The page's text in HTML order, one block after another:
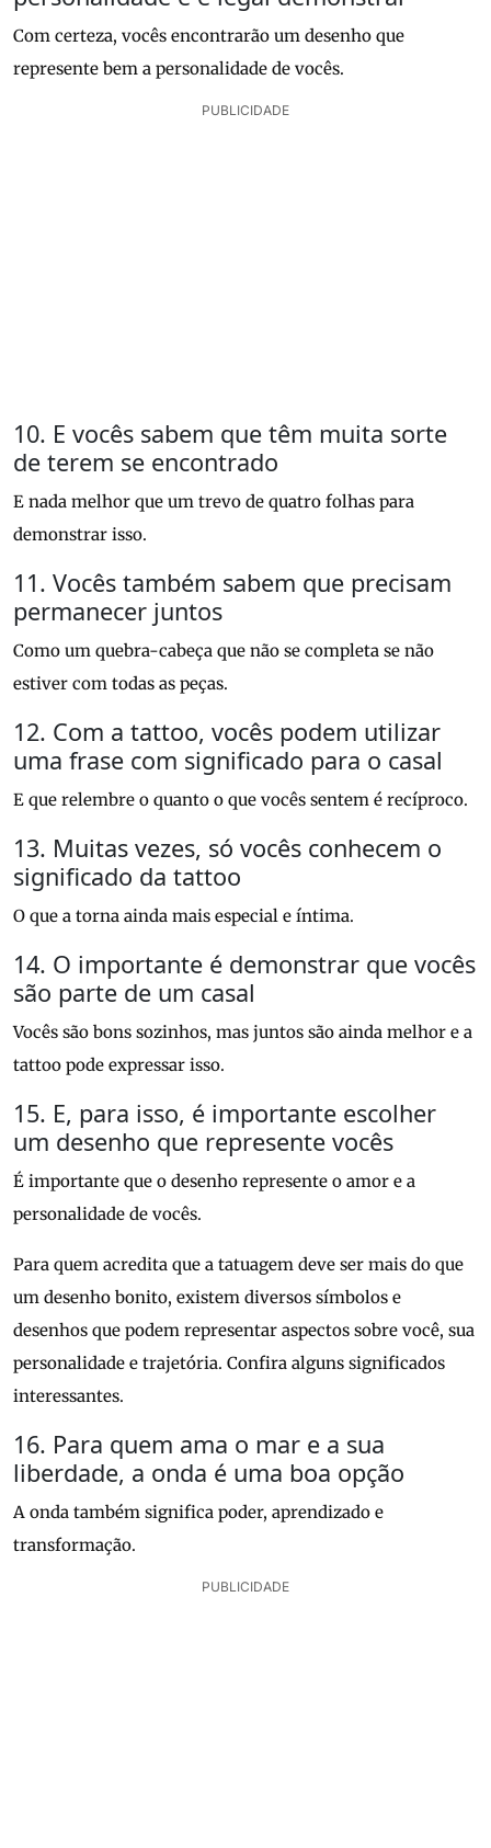
Com certeza, vocês encontrarão um desenho que
represente bem a personalidade de vocês.
PUBLICIDADE
10. E vocês sabem que têm muita sorte
de terem se encontrado
E nada melhor que um trevo de quatro folhas para
demonstrar isso.
11. Vocês também sabem que precisam
permanecer juntos
Como um quebra-cabeça que não se completa se não
estiver com todas as peças.
12. Com a tattoo, vocês podem utilizar
uma frase com significado para o casal
E que relembre o quanto o que vocês sentem é recíproco.
13. Muitas vezes, só vocês conhecem o
significado da tattoo
O que a torna ainda mais especial e íntima.
14. O importante é demonstrar que vocês
são parte de um casal
Vocês são bons sozinhos, mas juntos são ainda melhor e a
tattoo pode expressar isso.
15. E, para isso, é importante escolher
um desenho que represente vocês
É importante que o desenho represente o amor e a
personalidade de vocês.
Para quem acredita que a tatuagem deve ser mais do que
um desenho bonito, existem diversos símbolos e
desenhos que podem representar aspectos sobre você, sua
personalidade e trajetória. Confira alguns significados
interessantes.
16. Para quem ama o mar e a sua
liberdade, a onda é uma boa opção
A onda também significa poder, aprendizado e
transformação.
PUBLICIDADE